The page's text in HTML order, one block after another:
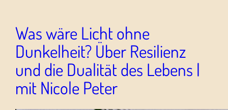
Was wäre Licht ohne
Dunkelheit? Über Resilienz
und die Dualität des Lebens |
mit Nicole Peter